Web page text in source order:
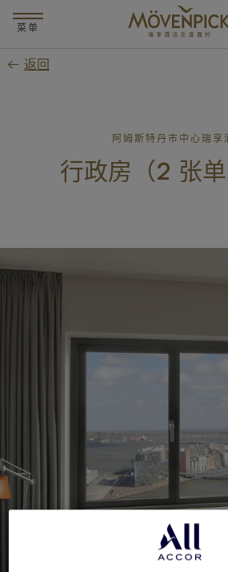
要
菜单
返回
阿姆斯特丹市中心瑞享
行政房（2 张单